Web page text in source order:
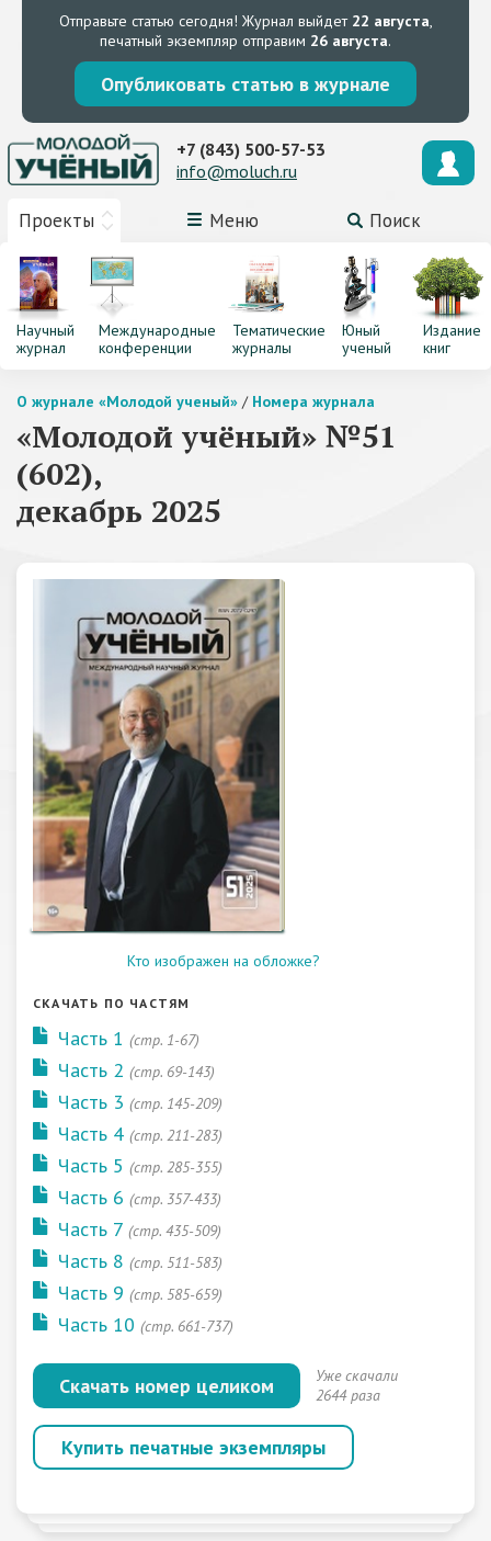
Отправьте статью сегодня! Журнал выйдет 22 августа,
печатный экземпляр отправим 26 августа.
Опубликовать статью в журнале
Проекты Меню Поиск
+7 (843) 500-57-53
info@moluch.ru
Научный
журнал
Международные
конференции
Тематические
журналы
Юный
ученый
Издание
книг
О журнале «Молодой ученый» / Номера журнала
«Молодой учёный» №51
(602),
декабрь 2025
Кто изображен на обложке?
СКАЧАТЬ ПО ЧАСТЯМ
Часть 1 (стр. 1-67)
Часть 2 (стр. 69-143)
Часть 3 (стр. 145-209)
Часть 4 (стр. 211-283)
Часть 5 (стр. 285-355)
Часть 6 (стр. 357-433)
Часть 7 (стр. 435-509)
Часть 8 (стр. 511-583)
Часть 9 (стр. 585-659)
Часть 10 (стр. 661-737)
Скачать номер целиком
Уже скачали
2644 раза
Купить печатные экземпляры